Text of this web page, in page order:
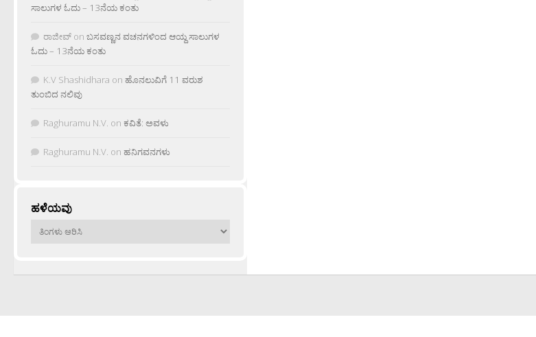
ಸಾಲುಗಳ ಓದು – 13ನೆಯ ಕಂತು
ರಾಜೀವ್ on ಬಸವಣ್ಣನ ವಚನಗಳಿಂದ ಆಯ್ದ ಸಾಲುಗಳ
ಓದು – 13ನೆಯ ಕಂತು
K.V Shashidhara on ಹೊನಲುವಿಗೆ 11 ವರುಶ
ತುಂಬಿದ ನಲಿವು
Raghuramu N.V. on ಕವಿತೆ: ಅವಳು
Raghuramu N.V. on ಹನಿಗವನಗಳು
ಹಳೆಯವು
ಹಳೆಯವು